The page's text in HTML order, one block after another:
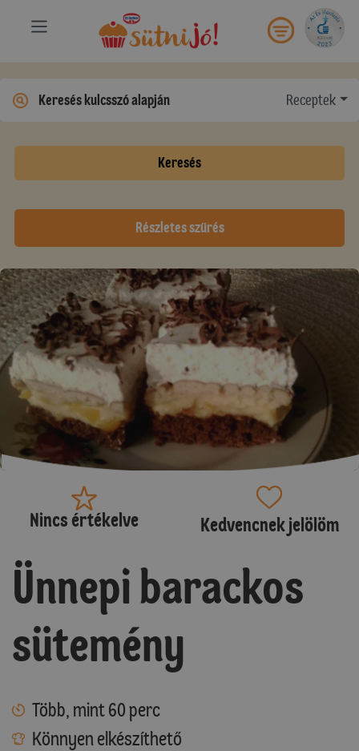
Receptek
Keresés
Részletes szűrés
Nincs értékelve Kedvencnek jelölöm
Ünnepi barackos
sütemény
Több, mint 60 perc
Könnyen elkészíthető